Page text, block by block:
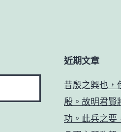
近期文章
昔殷之興也，
殷。故明君賢
功。此兵之要